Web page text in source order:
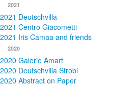
2021
2021 Deutschvilla
2021 Centro Giacometti
2021 Iris Camaa and friends
2020
2020 Galerie Amart
2020 Deutschvilla Strobl
2020 Abstract on Paper